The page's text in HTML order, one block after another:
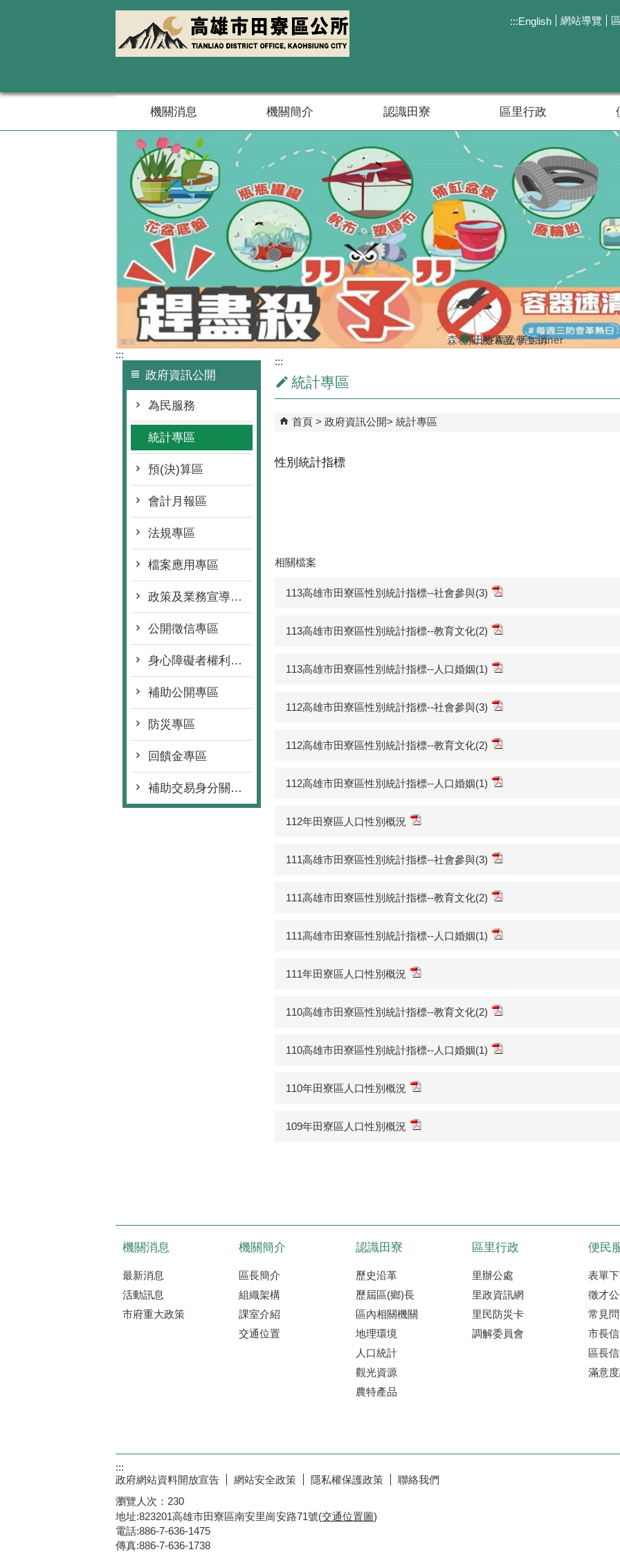
:::English 網站導覽
機關消息 機關簡介 認識田寮 區里行政
森林防火-A款
登革熱常見孳生源
田寮區公所banner
:::
政府資訊公開
為民服務
統計專區
預(決)算區
會計月報區
法規專區
檔案應用專區
政策及業務宣導執行專區
公開徵信專區
身心障礙者權利公約專區
補助公開專區
防災專區
回饋金專區
補助交易身分關係揭露專區
:::
統計專區
首頁 政府資訊公開 統計專區
性別統計指標
相關檔案
113高雄市田寮區性別統計指標--社會參與(3)
113高雄市田寮區性別統計指標--教育文化(2)
113高雄市田寮區性別統計指標--人口婚姻(1)
112高雄市田寮區性別統計指標--社會參與(3)
112高雄市田寮區性別統計指標--教育文化(2)
112高雄市田寮區性別統計指標--人口婚姻(1)
112年田寮區人口性別概況
111高雄市田寮區性別統計指標--社會參與(3)
111高雄市田寮區性別統計指標--教育文化(2)
111高雄市田寮區性別統計指標--人口婚姻(1)
111年田寮區人口性別概況
110高雄市田寮區性別統計指標--教育文化(2)
110高雄市田寮區性別統計指標--人口婚姻(1)
110年田寮區人口性別概況
109年田寮區人口性別概況
機關消息
最新消息
活動訊息
市府重大政策
機關簡介
區長簡介
組織架構
課室介紹
交通位置
認識田寮
歷史沿革
歷屆區(鄉)長
區內相關機關
地理環境
人口統計
觀光資源
農特產品
區里行政
里辦公處
里政資訊網
里民防災卡
調解委員會
便民
表單
徵才
常見
市長
區長
滿意
:::
政府網站資料開放宣告
網站安全政策 隱私權保護政策
聯絡我們
瀏覽人次： 230
地址:823201高雄市田寮區南安里崗安路71號(交通位置圖)
電話:886-7-636-1475
傳真:886-7-636-1738